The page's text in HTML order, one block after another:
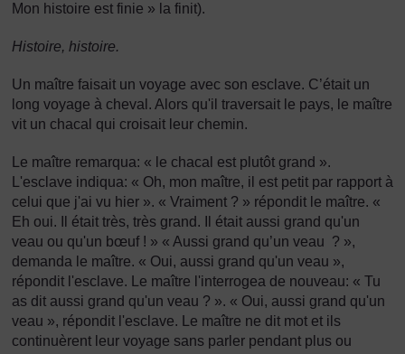
Mon histoire est finie » la finit).
Histoire, histoire.
Un maître faisait un voyage avec son esclave. C’était un
long voyage à cheval. Alors qu'il traversait le pays, le maître
vit un chacal qui croisait leur chemin.
Le maître remarqua: « le chacal est plutôt grand ».
L'esclave indiqua: « Oh, mon maître, il est petit par rapport à
celui que j'ai vu hier ». « Vraiment ? » répondit le maître. «
Eh oui. Il était très, très grand. Il était aussi grand qu'un
veau ou qu'un bœuf ! » « Aussi grand qu’un veau ? »,
demanda le maître. « Oui, aussi grand qu'un veau »,
répondit l'esclave. Le maître l'interrogea de nouveau: « Tu
as dit aussi grand qu'un veau ? ». « Oui, aussi grand qu'un
veau », répondit l'esclave. Le maître ne dit mot et ils
continuèrent leur voyage sans parler pendant plus ou